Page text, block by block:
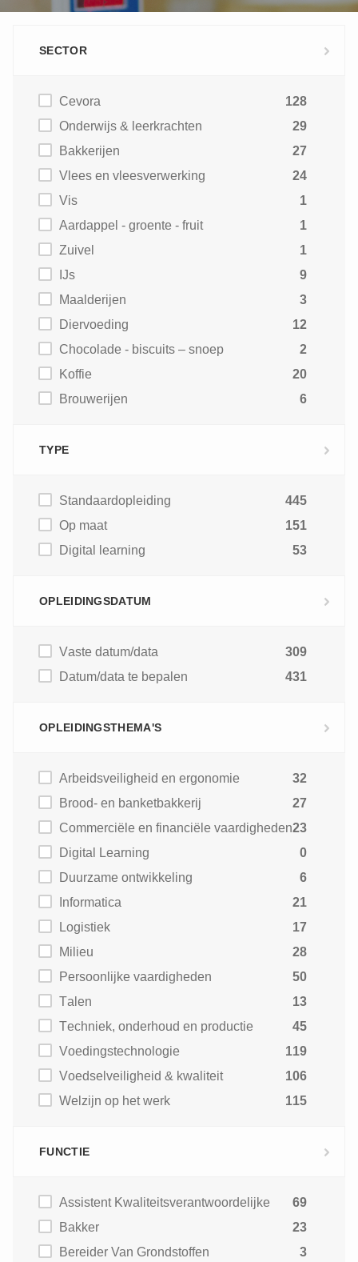
SECTOR
Cevora
128
Onderwijs & leerkrachten
29
Bakkerijen
27
Vlees en vleesverwerking
24
Vis
1
Aardappel - groente - fruit
1
Zuivel
1
IJs
9
Maalderijen
3
Diervoeding
12
Chocolade - biscuits – snoep
2
Koffie
20
Brouwerijen
6
TYPE
Standaardopleiding
445
Op maat
151
Digital learning
53
OPLEIDINGSDATUM
Vaste datum/data
309
Datum/data te bepalen
431
OPLEIDINGSTHEMA'S
Arbeidsveiligheid en ergonomie
32
Brood- en banketbakkerij
27
Commerciële en financiële vaardigheden23
Digital Learning
0
Duurzame ontwikkeling
6
Informatica
21
Logistiek
17
Milieu
28
Persoonlijke vaardigheden
50
Talen
13
Techniek, onderhoud en productie
45
Voedingstechnologie
119
Voedselveiligheid & kwaliteit
106
Welzijn op het werk
115
FUNCTIE
Assistent Kwaliteitsverantwoordelijke
69
Bakker
23
Bereider Van Grondstoffen
3